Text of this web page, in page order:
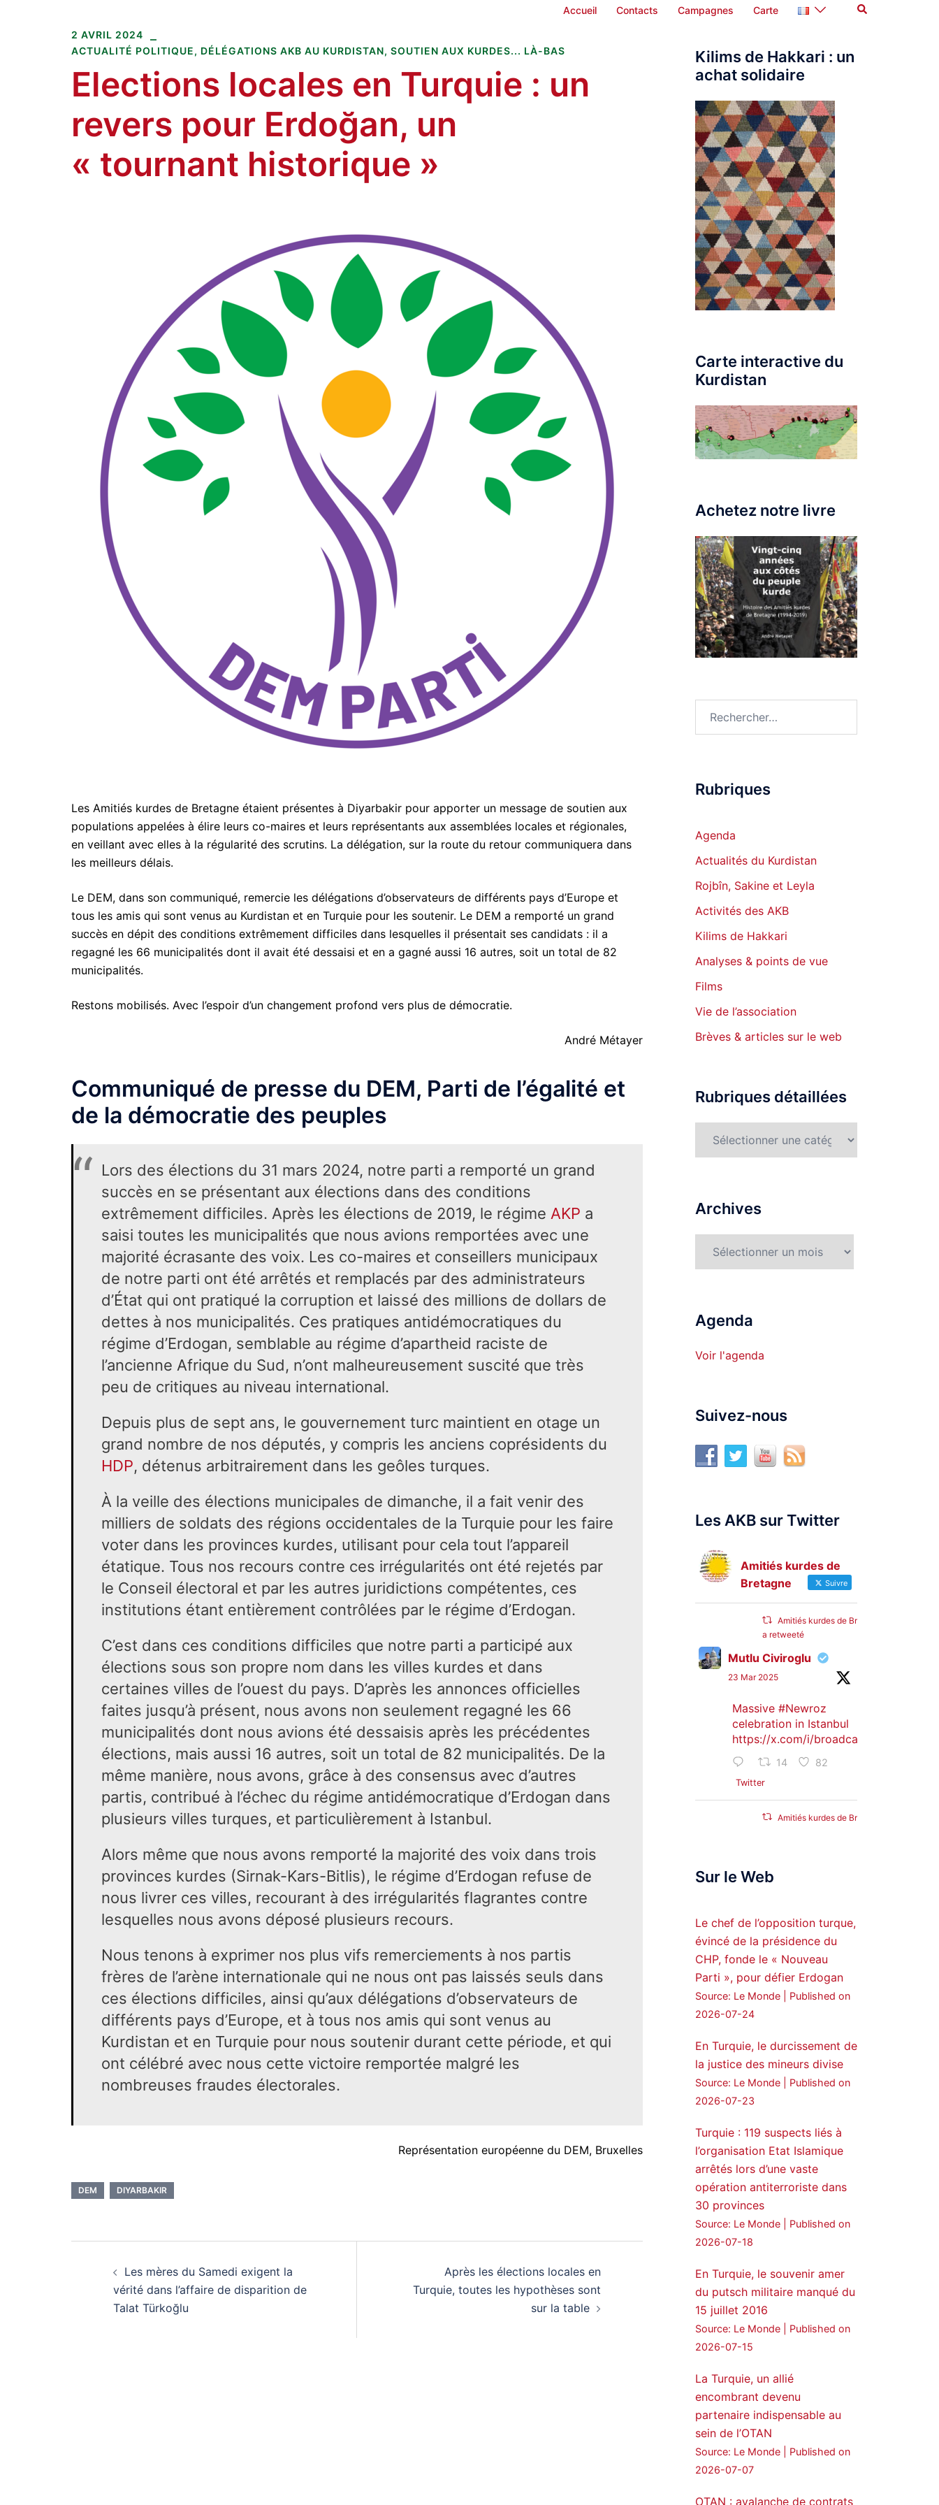
Accueil Contacts Campagnes Carte Rechercher
2 AVRIL 2024
ACTUALITÉ POLITIQUE, DÉLÉGATIONS AKB AU KURDISTAN, SOUTIEN AUX KURDES... LÀ-BAS
Elections locales en Turquie : un
revers pour Erdoğan, un
« tournant historique »
Les Amitiés kurdes de Bretagne étaient présentes à Diyarbakir pour apporter un message de soutien aux
populations appelées à élire leurs co-maires et leurs représentants aux assemblées locales et régionales,
en veillant avec elles à la régularité des scrutins. La délégation, sur la route du retour communiquera dans
les meilleurs délais.
Le DEM, dans son communiqué, remercie les délégations d’observateurs de différents pays d’Europe et
tous les amis qui sont venus au Kurdistan et en Turquie pour les soutenir. Le DEM a remporté un grand
succès en dépit des conditions extrêmement difficiles dans lesquelles il présentait ses candidats : il a
regagné les 66 municipalités dont il avait été dessaisi et en a gagné aussi 16 autres, soit un total de 82
municipalités.
Restons mobilisés. Avec l’espoir d’un changement profond vers plus de démocratie.
André Métayer
Communiqué de presse du DEM, Parti de l’égalité et
de la démocratie des peuples
Lors des élections du 31 mars 2024, notre parti a remporté un grand
succès en se présentant aux élections dans des conditions
extrêmement difficiles. Après les élections de 2019, le régime AKP a
saisi toutes les municipalités que nous avions remportées avec une
majorité écrasante des voix. Les co-maires et conseillers municipaux
de notre parti ont été arrêtés et remplacés par des administrateurs
d’État qui ont pratiqué la corruption et laissé des millions de dollars de
dettes à nos municipalités. Ces pratiques antidémocratiques du
régime d’Erdogan, semblable au régime d’apartheid raciste de
l’ancienne Afrique du Sud, n’ont malheureusement suscité que très
peu de critiques au niveau international.
Depuis plus de sept ans, le gouvernement turc maintient en otage un
grand nombre de nos députés, y compris les anciens coprésidents du
HDP, détenus arbitrairement dans les geôles turques.
À la veille des élections municipales de dimanche, il a fait venir des
milliers de soldats des régions occidentales de la Turquie pour les faire
voter dans les provinces kurdes, utilisant pour cela tout l’appareil
étatique. Tous nos recours contre ces irrégularités ont été rejetés par
le Conseil électoral et par les autres juridictions compétentes, ces
institutions étant entièrement contrôlées par le régime d’Erdogan.
C’est dans ces conditions difficiles que notre parti a participé aux
élections sous son propre nom dans les villes kurdes et dans
certaines villes de l’ouest du pays. D’après les annonces officielles
faites jusqu’à présent, nous avons non seulement regagné les 66
municipalités dont nous avions été dessaisis après les précédentes
élections, mais aussi 16 autres, soit un total de 82 municipalités. De la
même manière, nous avons, grâce à des consensus avec d’autres
partis, contribué à l’échec du régime antidémocratique d’Erdogan dans
plusieurs villes turques, et particulièrement à Istanbul.
Alors même que nous avons remporté la majorité des voix dans trois
provinces kurdes (Sirnak-Kars-Bitlis), le régime d’Erdogan refuse de
nous livrer ces villes, recourant à des irrégularités flagrantes contre
lesquelles nous avons déposé plusieurs recours.
Nous tenons à exprimer nos plus vifs remerciements à nos partis
frères de l’arène internationale qui ne nous ont pas laissés seuls dans
ces élections difficiles, ainsi qu’aux délégations d’observateurs de
différents pays d’Europe, et à tous nos amis qui sont venus au
Kurdistan et en Turquie pour nous soutenir durant cette période, et qui
ont célébré avec nous cette victoire remportée malgré les
nombreuses fraudes électorales.
Représentation européenne du DEM, Bruxelles
DEM DIYARBAKIR
Navigation
d’article
Les mères du Samedi exigent la
vérité dans l’affaire de disparition de
Talat Türkoğlu
Après les élections locales en
Turquie, toutes les hypothèses sont
sur la table
Kilims de Hakkari : un
achat solidaire
Carte interactive du
Kurdistan
Achetez notre livre
Rubriques
Agenda
Actualités du Kurdistan
Rojbîn, Sakine et Leyla
Activités des AKB
Kilims de Hakkari
Analyses & points de vue
Films
Vie de l’association
Brèves & articles sur le web
Rubriques détaillées
Archives
Agenda
Voir l'agenda
Suivez-nous
Les AKB sur Twitter
Amitiés kurdes de
Bretagne
Suivre
Amitiés kurdes de Bretagne
a retweeté
Mutlu Civiroglu
23 Mar 2025
Massive #Newroz
celebration in Istanbul
https://x.com/i/broadcasts/
14 82
Twitter
Amitiés kurdes de Bretagne
25 Jan 2025
Forces, SDF appoints
hauro Abgar Daoud
from the ranks of
Syriac Military Council,
MFS as official
spokesperson. We
wish you success
ܟܫܝܪܘܬܐ ܒܘܠܝܬܐ ܚܘܪܐ
Amitiés kurdes de Bretagne
a retweeté
MedyaNews
24 Jan 2025
🔴DEM Party Imrali
on Abdullah Öcalan meeting
#PeaceProcess
🔗https://medyanews.rs/h4lwBwQ
Twitter
Voir plus...
Sur le Web
Le chef de l’opposition turque,
évincé de la présidence du
CHP, fonde le « Nouveau
Parti », pour défier Erdogan
Source: Le Monde
Published on
2026-07-24
En Turquie, le durcissement de
la justice des mineurs divise
Source: Le Monde
Published on
2026-07-23
Turquie : 119 suspects liés à
l’organisation Etat Islamique
arrêtés lors d’une vaste
opération antiterroriste dans
30 provinces
Source: Le Monde
Published on
2026-07-18
En Turquie, le souvenir amer
du putsch militaire manqué du
15 juillet 2016
Source: Le Monde
Published on
2026-07-15
La Turquie, un allié
encombrant devenu
partenaire indispensable au
sein de l’OTAN
Source: Le Monde
Published on
2026-07-07
OTAN : avalanche de contrats